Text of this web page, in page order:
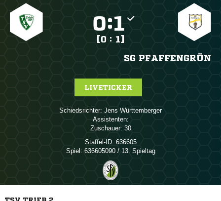
:
[0 : 1]
SG PFAFFENGRÜN
LIVETICKER
Schiedsrichter:  
Assistenten:
Zuschauer: 30
Staffel-ID: 636605
Spiel: 636605090 / 13. Spieltag